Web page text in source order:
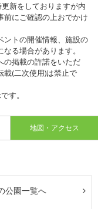
新をしておりますが内
前にご確認の上おでかけ
トの開催情報、施設の
る場合があります。
掲載の許諾をいただ
載(二次使用)は禁止で
す。
地図・アクセス
公園一覧へ